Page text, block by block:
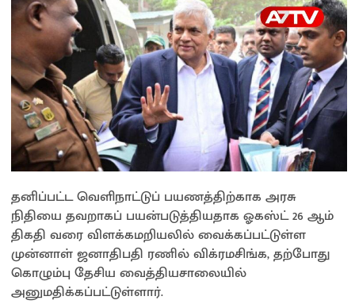
தனிப்பட்ட வெளிநாட்டுப் பயணத்திற்காக அரசு
நிதியை தவறாகப் பயன்படுத்தியதாக ஓகஸ்ட் 26 ஆம்
திகதி வரை விளக்கமறியலில் வைக்கப்பட்டுள்ள
முன்னாள் ஜனாதிபதி ரணில் விக்ரமசிங்க, தற்போது
கொழும்பு தேசிய வைத்தியசாலையில்
அனுமதிக்கப்பட்டுள்ளார்.